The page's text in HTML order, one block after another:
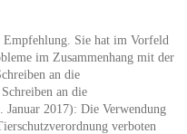
Sie hat im Vorfeld
im Zusammenhang mit der
an die
an die
2017): Die Verwendung
verboten